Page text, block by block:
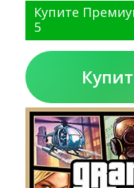
Купите
5